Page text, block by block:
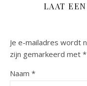
LAAT
Je e-mailadres wordt
zijn gemarkeerd met *
Naam *